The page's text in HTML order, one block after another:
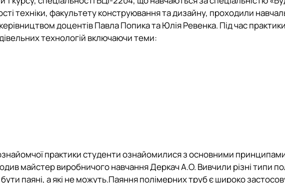
робіт
техніки, факультету конструювання та дизайну, проходили
доцентівПавла ПопикатаЮлія Ревенка. Під час
технологій включаючи теми:
практики студенти ознайомилися з основними принципами
майстер виробничого навчанняДеркач А.О. Вивчили різні типи
паяні, а які не можуть.Паяння полімерних труб є широко